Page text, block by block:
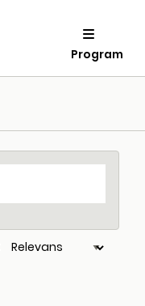
Program